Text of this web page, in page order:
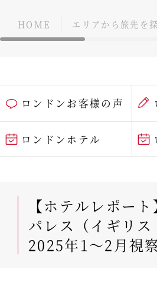
HOME エリアから旅先を
ロンドンお客様の声
ロンドンホテル
【ホテルレポー
パレス（イギリ
2025年1～2月視